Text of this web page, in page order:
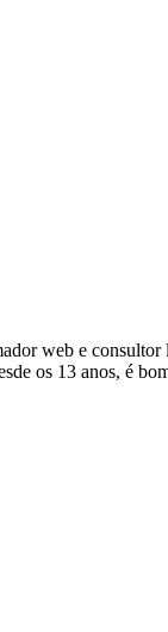
web e
os 13 anos, é